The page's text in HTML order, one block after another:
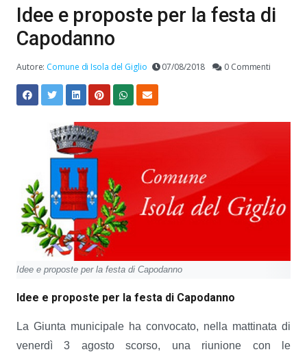
Idee e proposte per la festa di
Capodanno
Autore: Comune di Isola del Giglio 07/08/2018 0 Commenti
Idee e proposte per la festa di Capodanno
Idee e proposte per la festa di Capodanno
La Giunta municipale ha convocato, nella mattinata di
venerdì 3 agosto scorso, una riunione con le